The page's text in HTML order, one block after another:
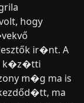
hogy
ir�nt. A
k�z�tti
m�g ma is
ma